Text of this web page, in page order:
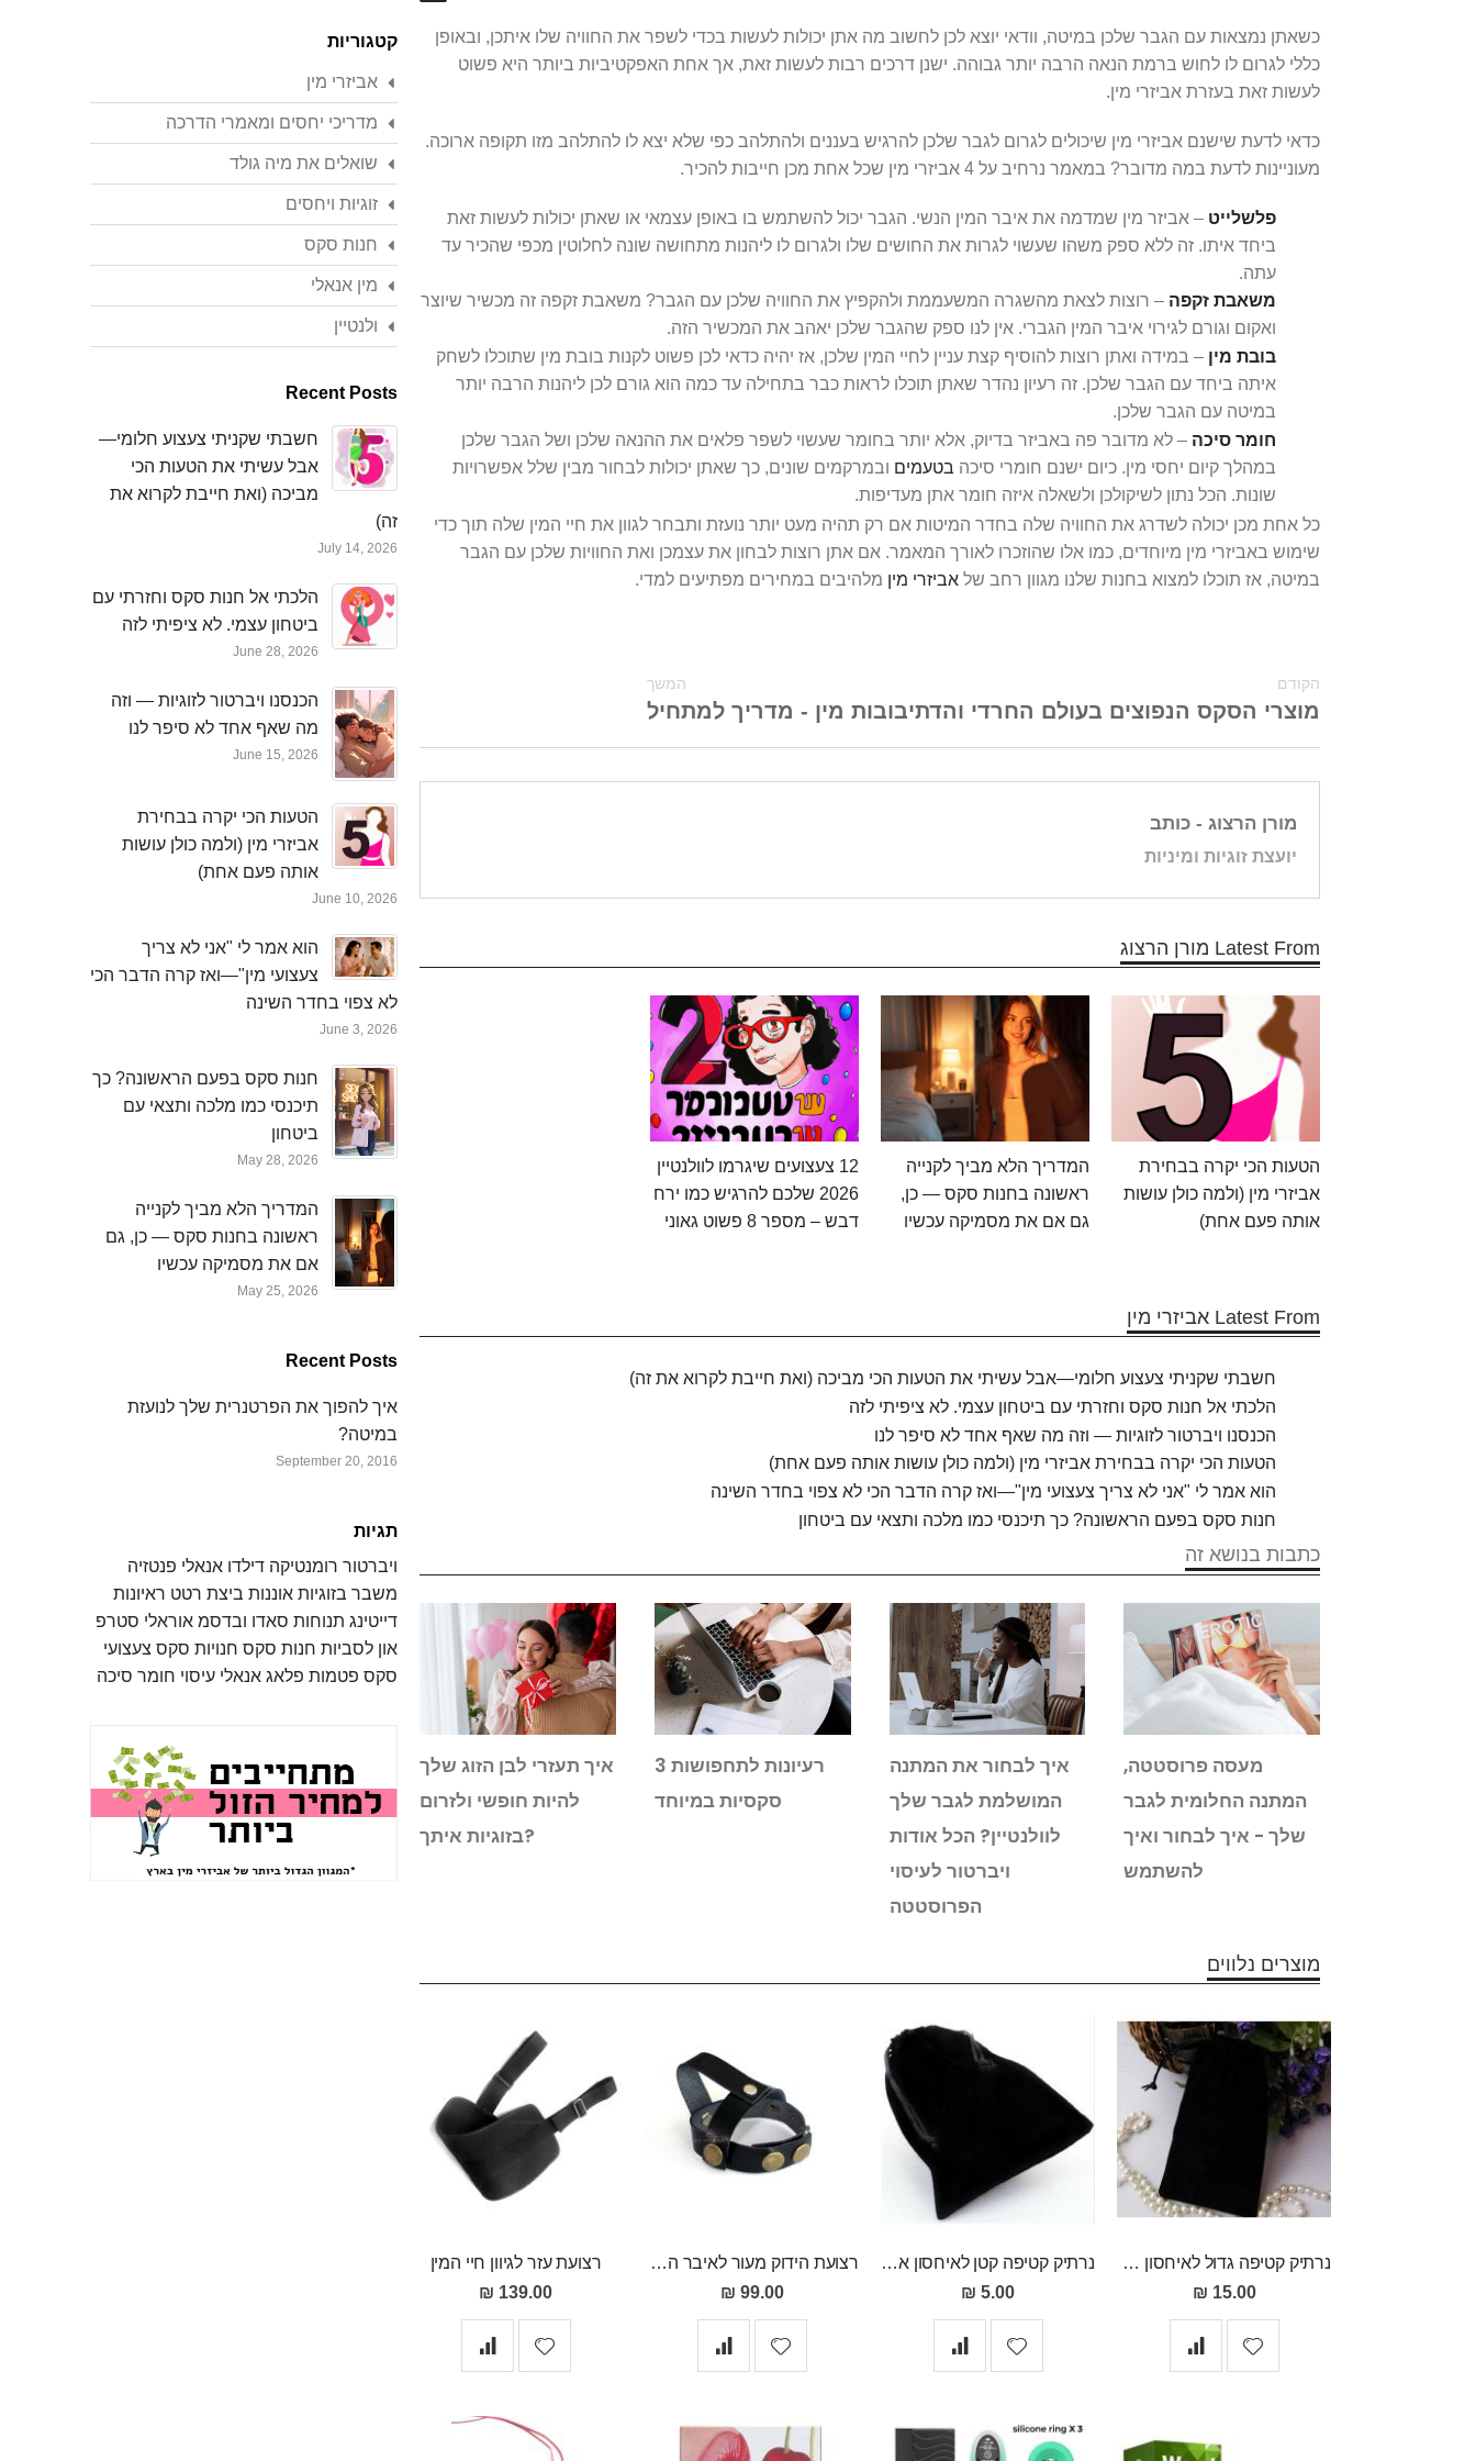
כשאתן נמצאות עם הגבר שלכן במיטה, וודאי יוצא לכן לחשוב מה אתן יכולות לעשות בכדי לשפר את החוויה שלו איתכן, ובאופן
כללי לגרום לו לחוש ברמת הנאה הרבה יותר גבוהה. ישנן דרכים רבות לעשות זאת, אך אחת האפקטיביות ביותר היא פשוט
לעשות זאת בעזרת אביזרי מין.
כדאי לדעת שישנם אביזרי מין שיכולים לגרום לגבר שלכן להרגיש בעננים ולהתלהב כפי שלא יצא לו להתלהב מזו תקופה ארוכה.
מעוניינות לדעת במה מדובר? במאמר נרחיב על 4 אביזרי מין שכל אחת מכן חייבות להכיר.
פלשלייט – אביזר מין שמדמה את איבר המין הנשי. הגבר יכול להשתמש בו באופן עצמאי או שאתן יכולות לעשות זאת
ביחד איתו. זה ללא ספק משהו שעשוי לגרות את החושים שלו ולגרום לו ליהנות מתחושה שונה לחלוטין מכפי שהכיר עד
עתה.
משאבת זקפה – רוצות לצאת מהשגרה המשעממת ולהקפיץ את החוויה שלכן עם הגבר? משאבת זקפה זה מכשיר שיוצר
ואקום וגורם לגירוי איבר המין הגברי. אין לנו ספק שהגבר שלכן יאהב את המכשיר הזה.
בובת מין – במידה ואתן רוצות להוסיף קצת עניין לחיי המין שלכן, אז יהיה כדאי לכן פשוט לקנות בובת מין שתוכלו לשחק
איתה ביחד עם הגבר שלכן. זה רעיון נהדר שאתן תוכלו לראות כבר בתחילה עד כמה הוא גורם לכן ליהנות הרבה יותר
במיטה עם הגבר שלכן.
חומר סיכה – לא מדובר פה באביזר בדיוק, אלא יותר בחומר שעשוי לשפר פלאים את ההנאה שלכן ושל הגבר שלכן
במהלך קיום יחסי מין. כיום ישנם חומרי סיכה בטעמים ובמרקמים שונים, כך שאתן יכולות לבחור מבין שלל אפשרויות
שונות. הכל נתון לשיקולכן ולשאלה איזה חומר אתן מעדיפות.
כל אחת מכן יכולה לשדרג את החוויה שלה בחדר המיטות אם רק תהיה מעט יותר נועזת ותבחר לגוון את חיי המין שלה תוך כדי
שימוש באביזרי מין מיוחדים, כמו אלו שהוזכרו לאורך המאמר. אם אתן רוצות לבחון את עצמכן ואת החוויות שלכן עם הגבר
במיטה, אז תוכלו למצוא בחנות שלנו מגוון רחב של אביזרי מין מלהיבים במחירים מפתיעים למדי.
הקודם
מוצרי הסקס הנפוצים בעולם החרדי והדתי
המשך
בובות מין - מדריך למתחיל
מורן הרצוג - כותב
יועצת זוגיות ומיניות
Latest From מורן הרצוג
הטעות הכי יקרה בבחירת
אביזרי מין (ולמה כולן עושות
אותה פעם אחת)
המדריך הלא מביך לקנייה
ראשונה בחנות סקס — כן,
גם אם את מסמיקה עכשיו
12 צעצועים שיגרמו לוולנטיין
2026 שלכם להרגיש כמו ירח
דבש – מספר 8 פשוט גאוני
Latest From אביזרי מין
חשבתי שקניתי צעצוע חלומי—אבל עשיתי את הטעות הכי מביכה (ואת חייבת לקרוא את זה)
הלכתי אל חנות סקס וחזרתי עם ביטחון עצמי. לא ציפיתי לזה
הכנסנו ויברטור לזוגיות — וזה מה שאף אחד לא סיפר לנו
הטעות הכי יקרה בבחירת אביזרי מין (ולמה כולן עושות אותה פעם אחת)
הוא אמר לי "אני לא צריך צעצועי מין"—ואז קרה הדבר הכי לא צפוי בחדר השינה
חנות סקס בפעם הראשונה? כך תיכנסי כמו מלכה ותצאי עם ביטחון
כתבות בנושא זה
איך תעזרי לבן הזוג שלך
להיות חופשי ולזרום
בזוגיות איתך?
3 רעיונות לתחפושות
סקסיות במיוחד
איך לבחור את המתנה
המושלמת לגבר שלך
לוולנטיין? הכל אודות
ויברטור לעיסוי
הפרוסטטה
מעסה פרוסטטה,
המתנה החלומית לגבר
שלך - איך לבחור ואיך
להשתמש
מוצרים נלווים
נרתיק קטיפה גדול לאיחסון אביזרי מין
15.00 ₪
נרתיק קטיפה קטן לאיחסון אביזרי מין
5.00 ₪
רצועת הידוק מעור לאיבר המין ולאשכים למשגל ארוך ומסעיר ולזיקפה חזקה ומענגת
99.00 ₪
רצועת עזר לגיוון חיי המין
139.00 ₪
קטגוריות
אביזרי מין
מדריכי יחסים ומאמרי הדרכה
שואלים את מיה גולד
זוגיות ויחסים
חנות סקס
מין אנאלי
ולנטיין
Recent Posts
חשבתי שקניתי צעצוע חלומי—
אבל עשיתי את הטעות הכי
מביכה (ואת חייבת לקרוא את
זה)
July 14, 2026
הלכתי אל חנות סקס וחזרתי עם
ביטחון עצמי. לא ציפיתי לזה
June 28, 2026
הכנסנו ויברטור לזוגיות — וזה
מה שאף אחד לא סיפר לנו
June 15, 2026
הטעות הכי יקרה בבחירת
אביזרי מין (ולמה כולן עושות
אותה פעם אחת)
June 10, 2026
הוא אמר לי "אני לא צריך
צעצועי מין"—ואז קרה הדבר הכי
לא צפוי בחדר השינה
June 3, 2026
חנות סקס בפעם הראשונה? כך
תיכנסי כמו מלכה ותצאי עם
ביטחון
May 28, 2026
המדריך הלא מביך לקנייה
ראשונה בחנות סקס — כן, גם
אם את מסמיקה עכשיו
May 25, 2026
Recent Posts
איך להפוך את הפרטנרית שלך לנועזת
במיטה?
September 20, 2016
תגיות
ויברטור רומנטיקה דילדו אנאלי פנטזיה
משבר בזוגיות אוננות ביצת רטט ראיונות
דייטינג תנוחות סאדו ובדסמ אוראלי סטרפ
און לסביות חנות סקס חנויות סקס צעצועי
סקס פטמות פלאג אנאלי עיסוי חומר סיכה